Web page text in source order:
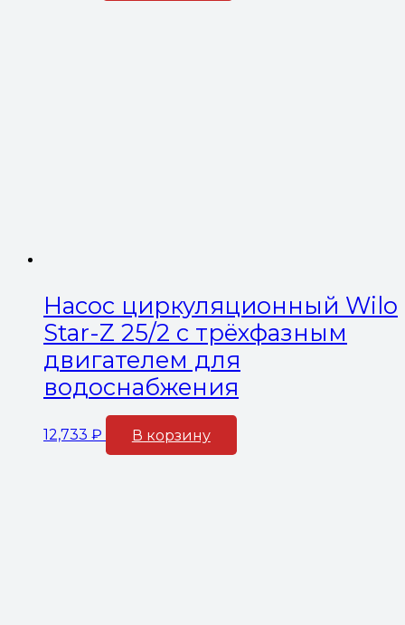
Насос циркуляционный Wilo
Star-Z 25/2 с трёхфазным
двигателем для
водоснабжения
12,733 ₽ В корзину